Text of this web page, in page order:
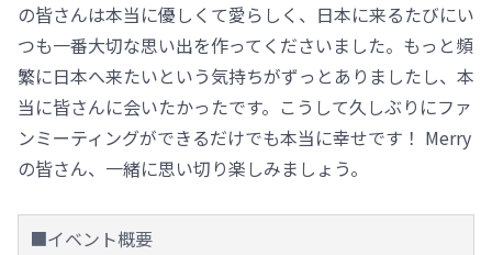
の皆さんは本当に優しくて愛らしく、日本に来るたびにい
つも一番大切な思い出を作ってくださいました。もっと頻
繁に日本へ来たいという気持ちがずっとありましたし、本
当に皆さんに会いたかったです。こうして久しぶりにファ
ンミーティングができるだけでも本当に幸せです！ Merry
の皆さん、一緒に思い切り楽しみましょう。
■イベント概要